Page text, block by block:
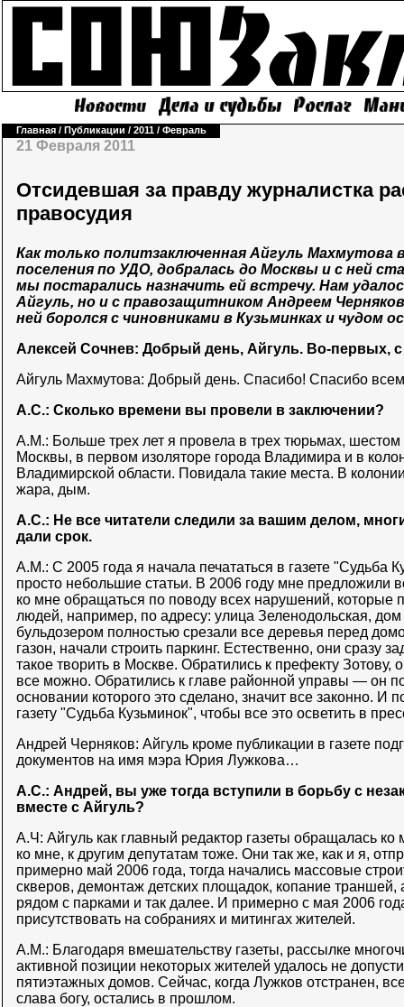
Главная / Публикации / 2011 / Февраль
21 Февраля 2011
Отсидевшая за правду журналистка
правосудия
Как только политзаключенная Айгуль Махмутова
поселения по УДО, добралась до Москвы и с ней
мы постарались назначить ей встречу. Нам
Айгуль, но и с правозащитником Андреем
ней боролся с чиновниками в Кузьминках и чудом
Алексей Сочнев: Добрый день, Айгуль. Во-первых,
Айгуль Махмутова: Добрый день. Спасибо! Спасибо
А.С.: Сколько времени вы провели в заключении?
А.М.: Больше трех лет я провела в трех тюрьмах, шестом
Москвы, в первом изоляторе города Владимира и в
Владимирской области. Повидала такие места. В
жара, дым.
А.С.: Не все читатели следили за вашим делом,
дали срок.
А.М.: С 2005 года я начала печататься в газете "Судьба
просто небольшие статьи. В 2006 году мне предложили
ко мне обращаться по поводу всех нарушений, которые
людей, например, по адресу: улица Зеленодольская, дом
бульдозером полностью срезали все деревья перед
газон, начали строить паркинг. Естественно, они сразу
такое творить в Москве. Обратились к префекту Зотову,
все можно. Обратились к главе районной управы — он
основании которого это сделано, значит все законно. И
газету "Судьба Кузьминок", чтобы все это осветить в
Андрей Черняков: Айгуль кроме публикации в газете
документов на имя мэра Юрия Лужкова…
А.С.: Андрей, вы уже тогда вступили в борьбу с
вместе с Айгуль?
А.Ч: Айгуль как главный редактор газеты обращалась ко
ко мне, к другим депутатам тоже. Они так же, как и я,
примерно май 2006 года, тогда начались массовые
скверов, демонтаж детских площадок, копание траншей,
рядом с парками и так далее. И примерно с мая 2006
присутствовать на собраниях и митингах жителей.
А.М.: Благодаря вмешательству газеты, рассылке
активной позиции некоторых жителей удалось не
пятиэтажных домов. Сейчас, когда Лужков отстранен,
слава богу, остались в прошлом.